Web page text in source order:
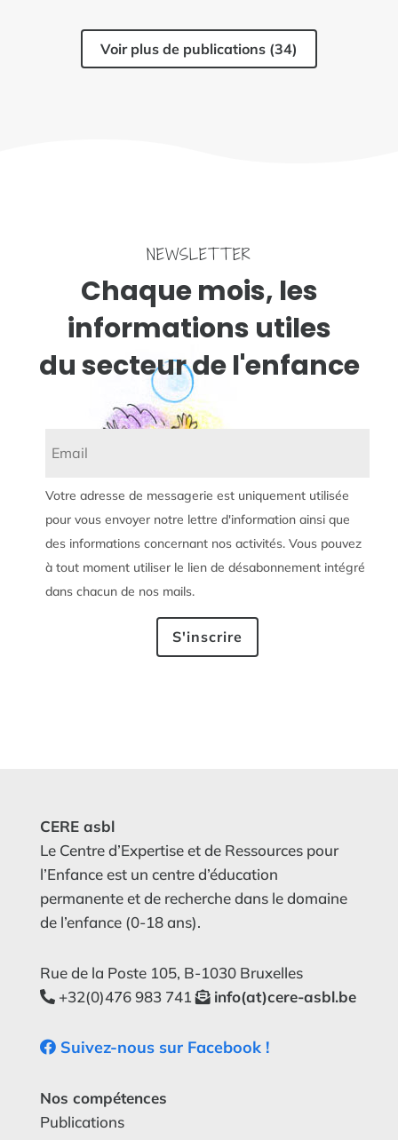
Voir plus de publications (34)
NEWSLETTER
Chaque mois, les
informations utiles
du secteur de l'enfance
Votre adresse de messagerie est uniquement utilisée
pour vous envoyer notre lettre d'information ainsi que
des informations concernant nos activités. Vous pouvez
à tout moment utiliser le lien de désabonnement intégré
dans chacun de nos mails.
CERE asbl
Le Centre d’Expertise et de Ressources pour
l’Enfance est un centre d’éducation
permanente et de recherche dans le domaine
de l’enfance (0-18 ans).
Rue de la Poste 105, B-1030 Bruxelles
+32(0)476 983 741
info(at)cere-asbl.be
Suivez-nous sur Facebook !
Nos compétences
Publications